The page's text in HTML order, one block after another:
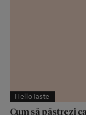
HelloTaste
Cum să păstrezi